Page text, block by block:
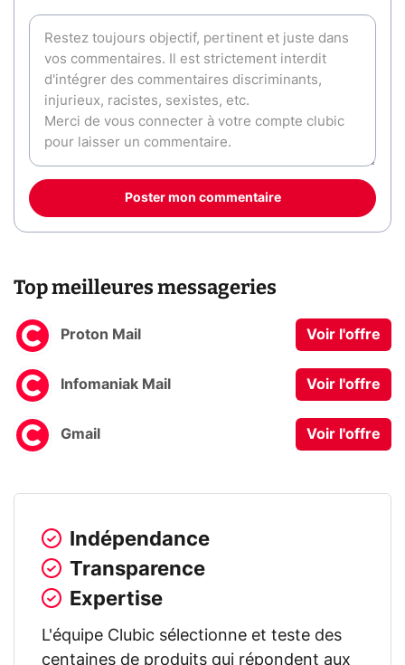
Poster mon commentaire
Top meilleures messageries
Proton Mail Voir l'offre
Infomaniak Mail Voir l'offre
Gmail Voir l'offre
Indépendance
Transparence
Expertise
L'équipe Clubic sélectionne et teste des
centaines de produits qui répondent aux